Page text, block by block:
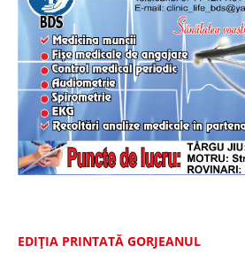
EDIȚIA PRINTATĂ GORJEANUL